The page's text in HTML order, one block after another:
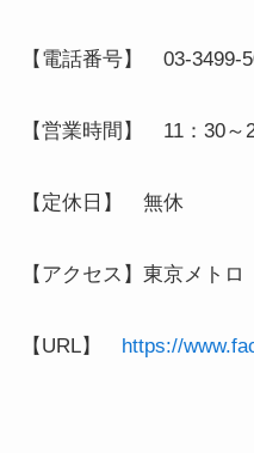
【電話番号】　03-3499-
【営業時間】　11：30～
【定休日】　無休
【アクセス】東京メト
【URL】 https://